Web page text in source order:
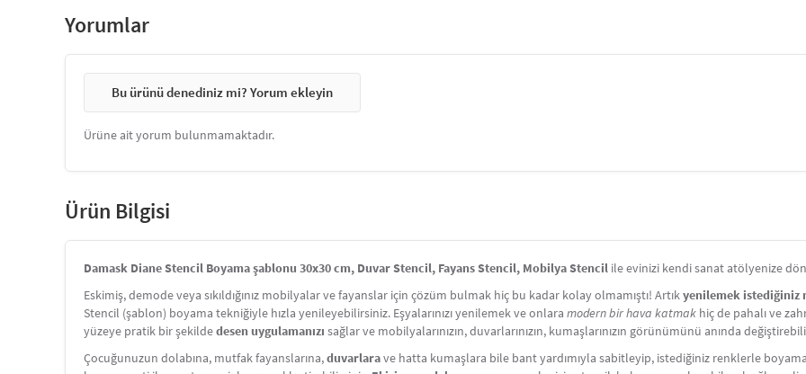
Yorumlar
Bu ürünü denediniz mi? Yorum ekleyin
Ürüne ait yorum bulunmamaktadır.
Ürün Bilgisi
Damask Diane Stencil Boyama şablonu 30x30 cm, Duvar Stencil, Fayans Stencil, Mobilya Stencil ile evinizi kendi sanat atölyenize
Eskimiş, demode veya sıkıldığınız mobilyalar ve fayanslar için çözüm bulmak hiç bu kadar kolay olmamıştı! Artıkyenilemek istediğiniz
Stencil (şablon) boyama tekniğiyle hızla yenileyebilirsiniz. Eşyalarınızı yenilemek ve onlara modern bir hava katmak hiç de pahalı ve
yüzeye pratik bir şekildedesen uygulamanızı sağlar ve mobilyalarınızın, duvarlarınızın, kumaşlarınızın görünümünü anında
Çocuğunuzun dolabına, mutfak fayanslarına,duvarlarave hatta kumaşlara bile bant yardımıyla sabitleyip, istediğiniz renklerle